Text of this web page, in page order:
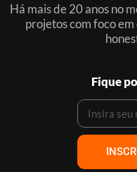
Há mais de 20 anos no
projetos com foco
Fique